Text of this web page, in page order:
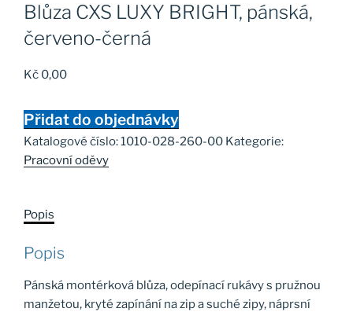
Blůza CXS LUXY BRIGHT, pánská,
červeno-černá
Kč 0,00
Přidat do objednávky
Katalogové číslo:1010-028-260-00 Kategorie:
Pracovní oděvy
Popis
Popis
Pánská montérková blůza, odepínací rukávy s pružnou
manžetou, kryté zapínání na zip a suché zipy, náprsní